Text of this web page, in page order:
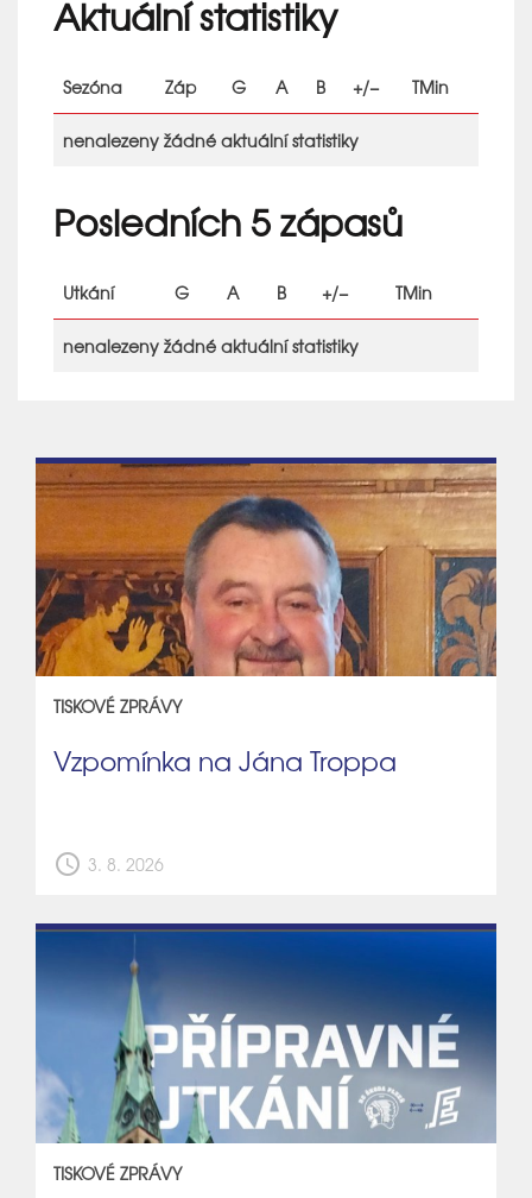
Aktuální statistiky
Sezóna Záp G A B +/− TMin
nenalezeny žádné aktuální statistiky
Posledních 5 zápasů
Utkání G A B +/− TMin
nenalezeny žádné aktuální statistiky
TISKOVÉ ZPRÁVY
Vzpomínka na Jána Troppa
schedule 3. 8. 2026
TISKOVÉ ZPRÁVY